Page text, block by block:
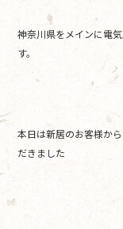
b
o
神奈川県をメインに電
す。
本日は新居のお客様か
だきました